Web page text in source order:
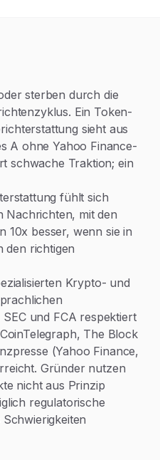
sterben durch die
Ein Token-
sieht aus
A ohne Yahoo Finance-
schwache Traktion; ein
fühlt sich
Nachrichten, mit den
10x besser, wenn sie in
den richtigen
Krypto- und
und FCA respektiert
The Block
(Yahoo Finance,
Gründer nutzen
nicht aus Prinzip
regulatorische